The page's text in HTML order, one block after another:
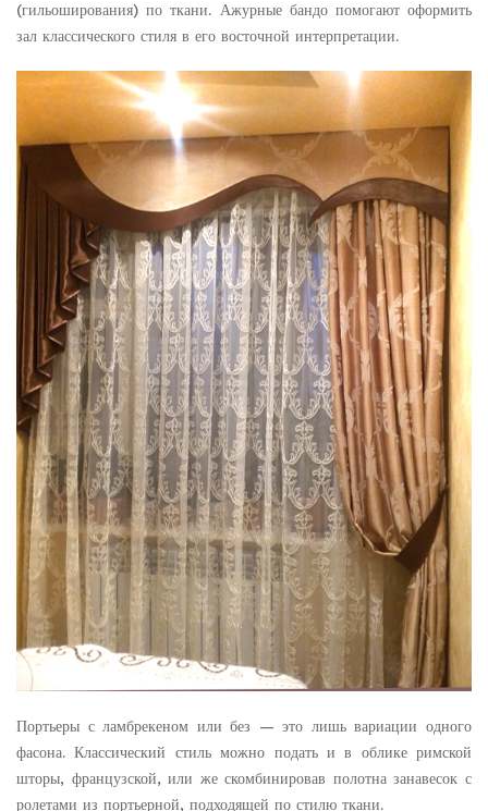
(гильоширования) по ткани. Ажурные бандо помогают оформить
зал классического стиля в его восточной интерпретации.
Портьеры с ламбрекеном или без — это лишь вариации одного
фасона. Классический стиль можно подать и в облике римской
шторы, французской, или же скомбинировав полотна занавесок с
ролетами из портьерной, подходящей по стилю ткани.